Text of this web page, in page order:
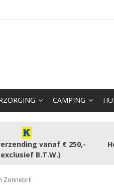
CAMPING
vanaf € 250,-
B.T.W.)
Zonnebril